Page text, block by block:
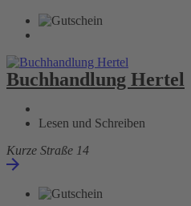
Buchhandlung Hertel
Lesen und Schreiben
Kurze Straße 14